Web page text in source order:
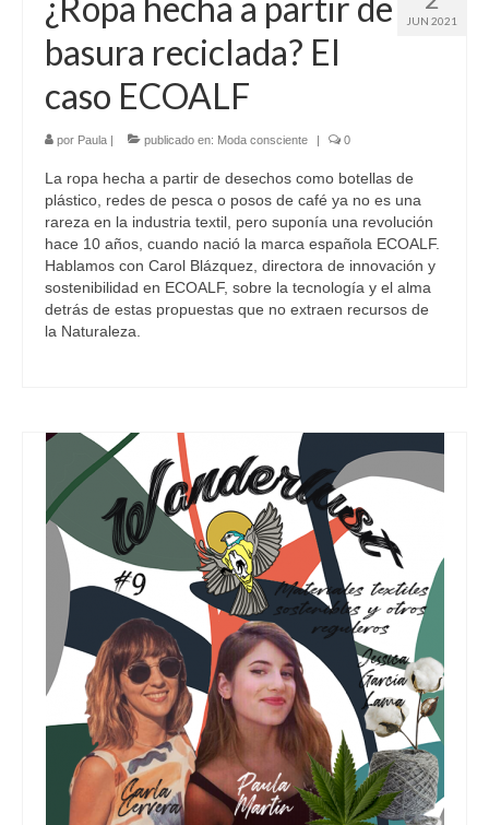
JUN 2021
¿Ropa hecha a partir de
basura reciclada? El
caso ECOALF
por Paula publicado en: Moda consciente 0
La ropa hecha a partir de desechos como botellas de
plástico, redes de pesca o posos de café ya no es una
rareza en la industria textil, pero suponía una revolución
hace 10 años, cuando nació la marca española ECOALF.
Hablamos con Carol Blázquez, directora de innovación y
sostenibilidad en ECOALF, sobre la tecnología y el alma
detrás de estas propuestas que no extraen recursos de
la Naturaleza.